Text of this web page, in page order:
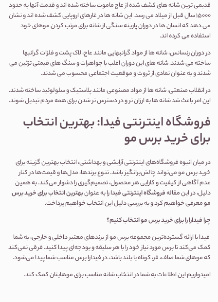
قدیمی ترین شانه های کشف شده از عاج ماموت ساخته شده اند و قدمت آنها به حدود
15000 سال قبل از میلاد می رسد. این شانه ها در غارهای اروپایی کشف شده اند و نشان
می دهد که انسان ها در دوران پارینه سنگی از شانه برای مرتب کردن موهای خود
استفاده می کرده اند.
در دوران رنسانس، شانه ها از مواد گرانبهایی مانند عاج، لاک پشت و فلزات گرانبها
ساخته می شدند. شانه های این دوران اغلب با جواهرات و سنگ های قیمتی تزئین می
شدند و به عنوان نمادی از ثروت و موقعیت اجتماعی محسوب می شدند.
در انقلاب صنعتی، شانه ها از مواد مصنوعی مانند پلاستیک و سلولوئید ساخته شدند.
این امر باعث شد شانه ها به ارزان تر و در دسترس تر شدن برای همه مردم تبدیل شوند.
فروشگاه اینترنتی فیدا: بهترین انتخاب
برای خرید برس مو
در میان انبوه فروشگاه‌های اینترنتی آرایشی و بهداشتی، انتخاب بهترین گزینه برای
خرید برس مو می‌تواند چالش‌برانگیز باشد. تنوع برندها، مدل‌ها و قیمت‌ها در کنار
عدم آگاهی از کیفیت و کارایی هر محصول، تصمیم‌گیری را دشوار می‌کند. به همین
دلیل، در این مقالهفروشگاه اینترنتی فیدارا به عنوانبهترین انتخاب برای خرید برس
مومعرفی خواهیم کرد و به بررسی دلیل این انتخاب خواهیم پرداخت.
چرا فیدارا را برای خرید برس مو انتخاب کنیم؟
فیدا با ارائه گسترده‌ترین مجموعه برس مو از برندهای معتبر داخلی و خارجی، به شما
کمک می‌کند تا برس مورد نیاز خود را با هر سلیقه و بودجه‌ای پیدا کنید. فرقی نمی‌کند
که موهای شما صاف، فر، کوتاه یا بلند باشد، در فیدارا برس مناسب شما پیدا می‌شود.
امیدواریم این اطلاعات به شما در انتخاب شانه مناسب برای موهایتان کمک کند.